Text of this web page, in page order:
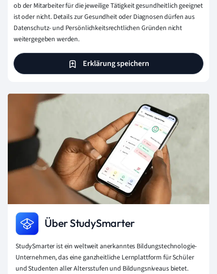
ob der Mitarbeiter für die jeweilige Tätigkeit gesundheitlich geeignet
ist oder nicht. Details zur Gesundheit oder Diagnosen dürfen aus
Datenschutz- und Persönlichkeitsrechtlichen Gründen nicht
weitergegeben werden.
Erklärung speichern
Über StudySmarter
StudySmarter ist ein weltweit anerkanntes Bildungstechnologie-
Unternehmen, das eine ganzheitliche Lernplattform für Schüler
und Studenten aller Altersstufen und Bildungsniveaus bietet.